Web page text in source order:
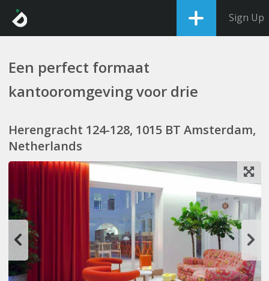
Sign Up
Een perfect formaat
kantooromgeving voor drie
Herengracht 124-128, 1015 BT Amsterdam,
Netherlands